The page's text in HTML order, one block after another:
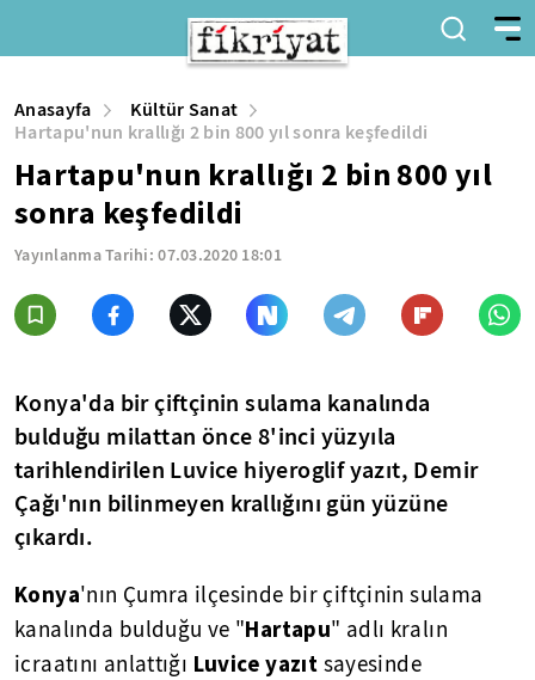
Anasayfa
Kültür Sanat
Hartapu'nun krallığı 2 bin 800 yıl sonra keşfedildi
Hartapu'nun krallığı 2 bin 800 yıl
sonra keşfedildi
Yayınlanma Tarihi:07.03.2020 18:01
Konya'da bir çiftçinin sulama kanalında
bulduğu milattan önce 8'inci yüzyıla
tarihlendirilen Luvice hiyeroglif yazıt, Demir
Çağı'nın bilinmeyen krallığını gün yüzüne
çıkardı.
Konya'nın Çumra ilçesinde bir çiftçinin sulama
kanalında bulduğu ve "Hartapu" adlı kralın
icraatını anlattığı Luvice yazıt sayesinde